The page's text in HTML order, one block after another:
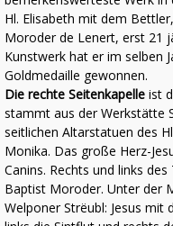
Hl. Elisabeth mit dem
Moroder de Lenert, erst 21
Kunstwerk hat er im selben
Goldmedaille gewonnen.
Die rechte Seitenkapelle ist
stammt aus der Werkstätte
seitlichen Altarstatuen des
Monika. Das große Herz-
Canins. Rechts und links
Baptist Moroder. Unter der
Welponer Strëubl: Jesus mit